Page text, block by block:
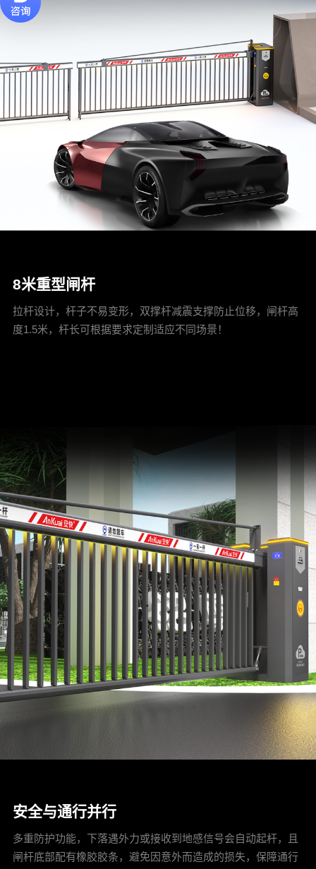
8米重型闸杆
拉杆设计，杆子不易变形，双撑杆减震支撑防止位移，闸杆高
度1.5米，杆长可根据要求定制适应不同场景！
安全与通行并行
多重防护功能，下落遇外力或接收到地感信号会自动起杆，且
闸杆底部配有橡胶胶条，避免因意外而造成的损失，保障通行